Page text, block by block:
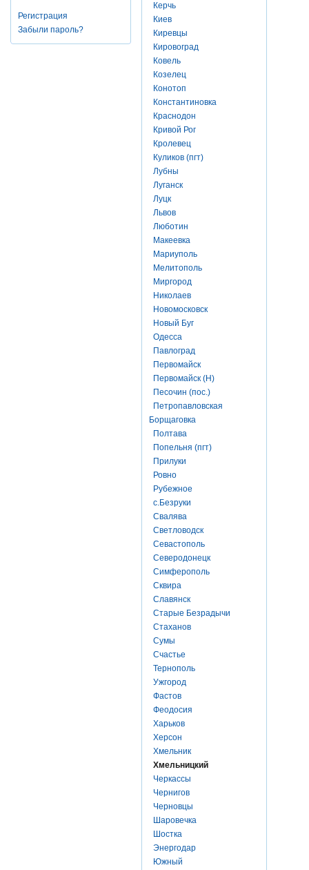
Регистрация
Забыли пароль?
Керчь
Киев
Киревцы
Кировоград
Ковель
Козелец
Конотоп
Константиновка
Краснодон
Кривой Рог
Кролевец
Куликов (пгт)
Лубны
Луганск
Луцк
Львов
Люботин
Макеевка
Мариуполь
Мелитополь
Миргород
Николаев
Новомосковск
Новый Буг
Одесса
Павлоград
Первомайск
Первомайск (Н)
Песочин (пос.)
Петропавловская
Борщаговка
Полтава
Попельня (пгт)
Прилуки
Ровно
Рубежное
с.Безруки
Свалява
Светловодск
Севастополь
Северодонецк
Симферополь
Сквира
Славянск
Старые Безрадычи
Стаханов
Сумы
Счастье
Тернополь
Ужгород
Фастов
Феодосия
Харьков
Херсон
Хмельник
Хмельницкий
Черкассы
Чернигов
Черновцы
Шаровечка
Шостка
Энергодар
Южный